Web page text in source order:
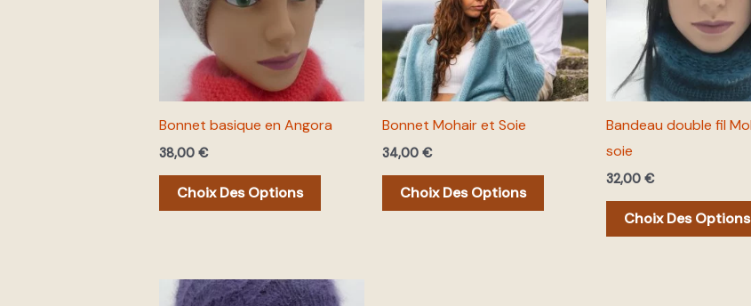
Bonnet basique en Angora
38,00 €
Choix Des Options
variations.
options
peuvent
page
Bonnet Mohair et Soie
34,00€
Choix Des Options
variations.
Les
options
peuvent
page
Bandeau double fil
soie
32,00 €
Choix Des Options
Ce